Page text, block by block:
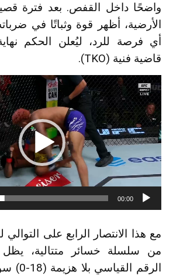
واضحًا داخل القفص. بعد فترة
الأرضية، أظهر قوة وثباتًا في
أي فرصة للرد، ليُعلن الحكم
قاضية فنية (TKO).
مشغل
الفيديو
00:00
مع هذا الانتصار الرابع على التوالي
من سلسلة خسائر متتالية،
الرقم